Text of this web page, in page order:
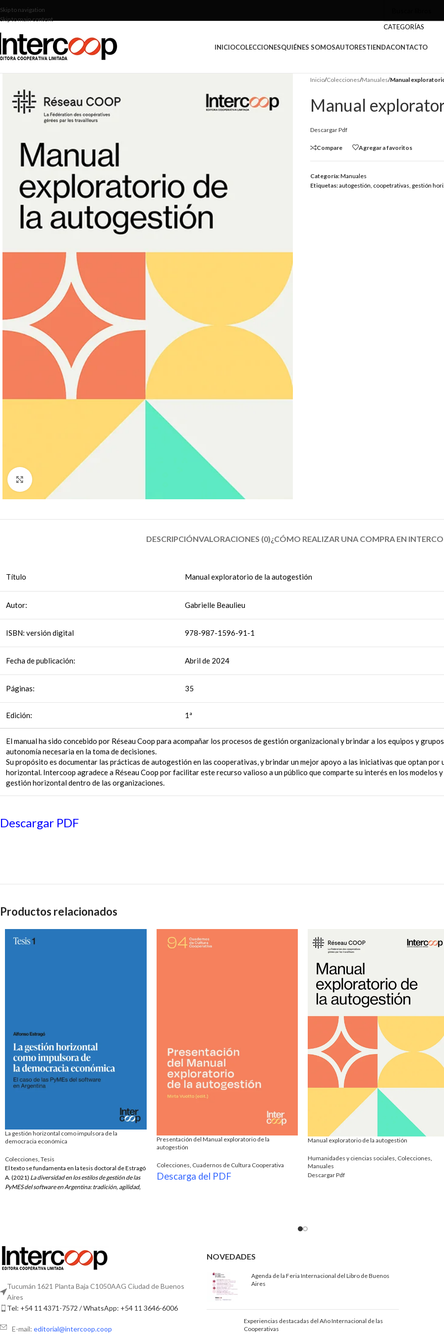
Skip to navigation
Skip to main content
CATEGORÍAS
INICIOCOLECCIONESQUIÉNES SOMOSAUTORESTIENDACONTACTO
Click to enlarge
Inicio/Colecciones/Manuales/Manual
Manual
Descargar Pdf
Compare Agregar a favoritos
Categoría:Manuales
Etiquetas:autogestión, coopetrativas, gestión
DESCRIPCIÓNVALORACIONES (0)¿CÓMO REALIZAR UNA COMPRA EN
Título Manual exploratorio de la autogestión
Autor: Gabrielle Beaulieu
ISBN: versión digital 978-987-1596-91-1
Fecha de publicación: Abril de 2024
Páginas: 35
Edición: 1ª
El manual ha sido concebido por Réseau Coop para acompañar los procesos de gestión organizacional y brindar a los equipos y
autonomía necesaria en la toma de decisiones.
Su propósito es documentar las prácticas de autogestión en las cooperativas, y brindar un mejor apoyo a las iniciativas que optan por
horizontal. Intercoop agradece a Réseau Coop por facilitar este recurso valioso a un público que comparte su interés en los modelos
gestión horizontal dentro de las organizaciones.
Descargar PDF
Productos relacionados
La gestión horizontal como impulsora de la
democracia económica
Colecciones Tesis
El texto se fundamenta en la tesis doctoral de Estragó
A. (2021) La diversidad en los estilos de gestión de las
PyMES del software en Argentina: tradición, agilidad,
Presentación del Manual exploratorio de la
autogestión
Colecciones Cuadernos de Cultura Cooperativa
Descarga del PDF
Manual exploratorio de la autogestión
Humanidades y ciencias sociales, Colecciones,
Manuales
Descargar Pdf
Tucumán 1621 Planta Baja C1050AAG Ciudad de Buenos
Aires
Tel: +54 11 4371-7572 / WhatsApp: +54 11 3646-6006
E-mail: editorial@intercoop.coop
NOVEDADES
Agenda de la Feria Internacional del Libro de Buenos
Aires
Experiencias destacadas del Año Internacional de las
Cooperativas